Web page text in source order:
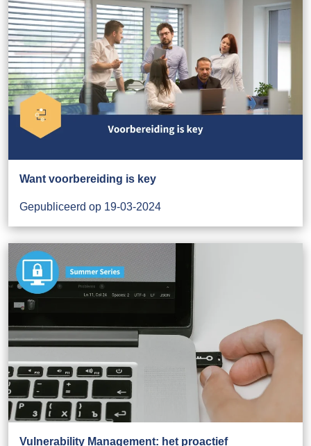
Want voorbereiding is key
Gepubliceerd op 19-03-2024
Vulnerability Management: het proactief